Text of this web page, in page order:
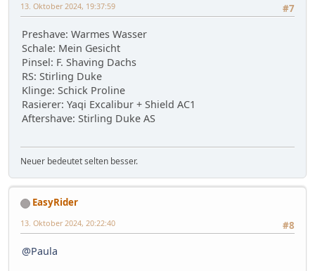
#7
13. Oktober 2024, 19:37:59
Preshave: Warmes Wasser
Schale: Mein Gesicht
Pinsel: F. Shaving Dachs
RS: Stirling Duke
Klinge: Schick Proline
Rasierer: Yaqi Excalibur + Shield AC1
Aftershave: Stirling Duke AS
Neuer bedeutet selten besser.
EasyRider
#8
13. Oktober 2024, 20:22:40
@Paula